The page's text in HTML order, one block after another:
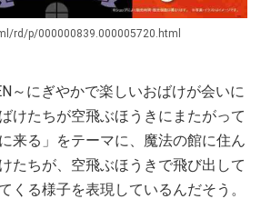
rd/p/000000839.000005720.html
～にぎやかで楽しいおばけが会いに
けたちが空飛ぶほうきにまたがって
来る」をテーマに、魔法の館に住ん
たちが、空飛ぶほうきで飛び出して
くる様子を表現しているんだそう。